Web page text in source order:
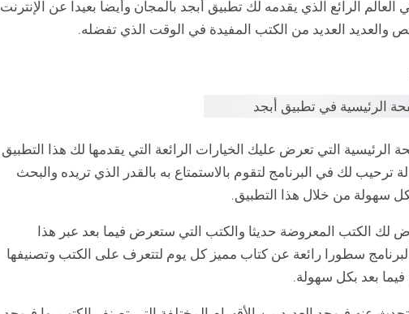
الرائع الذي يقدمه لك تطبيق أبجد بالمجان وأيضا بعيدا عن الإنترنت
والعديد العديد من الكتب المفيدة في الوقت الذي تفضله.
التي تعرض عليك الخيارات الرائعة التي يقدمها لك هذا التطبيق
ترحيب لك في البرنامج لتقوم بالاستمتاع به بالقدر الذي تريده والبحث
سهولة من خلال هذا التطبيق.
الكتب المعروضة حديثا والكتب التي ستعرض فيما بعد عبر هذا
سطورا رائعة عن كتاب مميز كل يوم لتتعرف على الكتب وتصنيفها
بعد بكل سهولة.